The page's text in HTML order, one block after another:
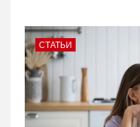
СТАТЬИ